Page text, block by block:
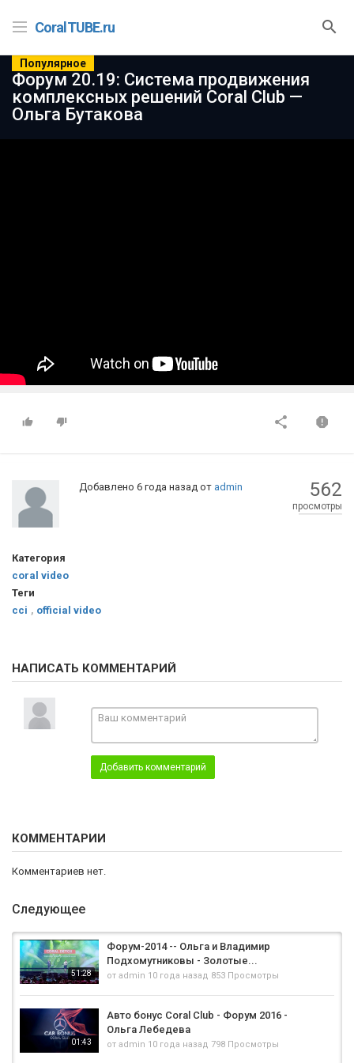
CoralTUBE.ru
Популярное
Форум 20.19: Система продвижения
комплексных решений Coral Club —
Ольга Бутакова
Добавлено 6 года назад от admin 562
просмотры
Категория
coral video
Теги
cci , official video
НАПИСАТЬ КОММЕНТАРИЙ
Добавить комментарий
КОММЕНТАРИИ
Комментариев нет.
Следующее
51:28
Форум-2014 -- Ольга и Владимир
Подхомутниковы - Золотые...
от admin 10 года назад 853 Просмотры
01:43
Авто бонус Coral Club - Форум 2016 -
Ольга Лебедева
от admin 10 года назад 798 Просмотры